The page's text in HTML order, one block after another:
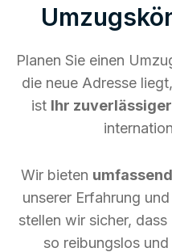
Planen Sie einen
die neue Adresse
ist Ihr
Wir bieten
unserer Erfahrung
stellen wir sicher,
so reibungslos